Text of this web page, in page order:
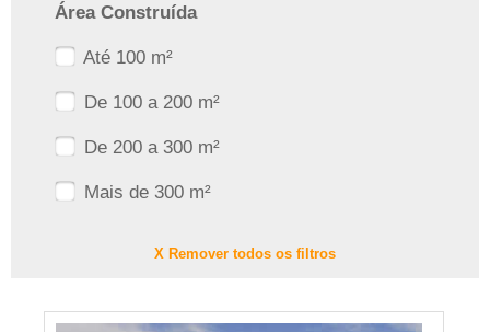
Área Construída
Até 100 m²
De 100 a 200 m²
De 200 a 300 m²
Mais de 300 m²
X Remover todos os filtros